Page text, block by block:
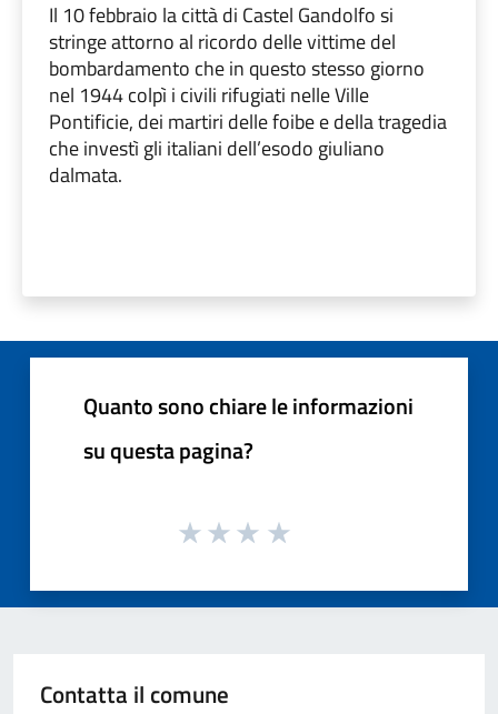
Il 10 febbraio la città di Castel Gandolfo si
stringe attorno al ricordo delle vittime del
bombardamento che in questo stesso giorno
nel 1944 colpì i civili rifugiati nelle Ville
Pontificie, dei martiri delle foibe e della tragedia
che investì gli italiani dell’esodo giuliano
dalmata.
Quanto sono chiare le informazioni
su questa pagina?
Contatta il comune